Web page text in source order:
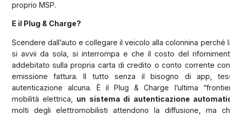
proprio MSP.
E il Plug & Charge?
Scendere dall’auto e collegare il veicolo alla colonnina perché
si avvii da sola, si interrompa e che il costo del
addebitato sulla propria carta di credito o conto corrente
emissione fattura. Il tutto senza il bisogno di app,
autenticazione alcuna. È il Plug & Charge l’ultima
mobilità elettrica, un sistema di autenticazione
molti degli elettromobilisti attendono la diffusione, ma